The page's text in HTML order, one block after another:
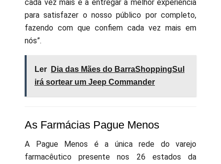
cada vez mais e a entregar a melhor experiência
para satisfazer o nosso público por completo,
fazendo com que confiem cada vez mais em
nós”.
Ler
Dia das Mães do BarraShoppingSul
irá sortear um Jeep Commander
As Farmácias Pague Menos
A Pague Menos é a única rede do varejo
farmacêutico presente nos 26 estados da